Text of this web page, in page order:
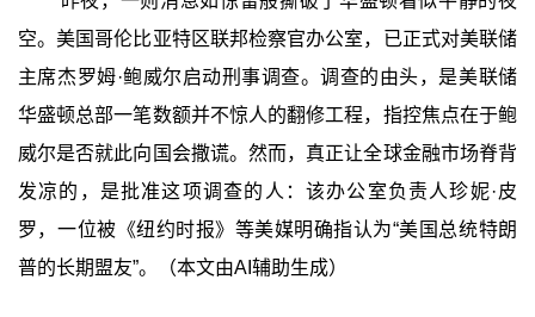
空。美国哥伦比亚特区联邦检察官办公室，已正式对美联储
主席杰罗姆·鲍威尔启动刑事调查。调查的由头，是美联储
华盛顿总部一笔数额并不惊人的翻修工程，指控焦点在于鲍
威尔是否就此向国会撒谎。然而，真正让全球金融市场脊背
发凉的，是批准这项调查的人：该办公室负责人珍妮·皮
罗，一位被《纽约时报》等美媒明确指认为“美国总统特朗
普的长期盟友”。（本文由AI辅助生成）